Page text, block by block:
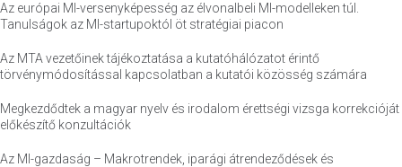
Az európai MI-versenyképesség az élvonalbeli MI-modelleken túl.
Tanulságok az MI-startupoktól öt stratégiai piacon
Az MTA vezetőinek tájékoztatása a kutatóhálózatot érintő
törvénymódosítással kapcsolatban a kutatói közösség számára
Megkezdődtek a magyar nyelv és irodalom érettségi vizsga korrekcióját
előkészítő konzultációk
Az MI-gazdaság – Makrotrendek, iparági átrendeződések és